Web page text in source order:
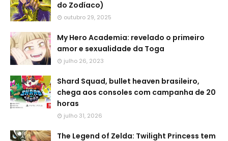
do Zodíaco)
outubro 29, 2025
My Hero Academia: revelado o primeiro
amor e sexualidade da Toga
julho 26, 2023
Shard Squad, bullet heaven brasileiro,
chega aos consoles com campanha de 20
horas
julho 31, 2026
The Legend of Zelda: Twilight Princess tem